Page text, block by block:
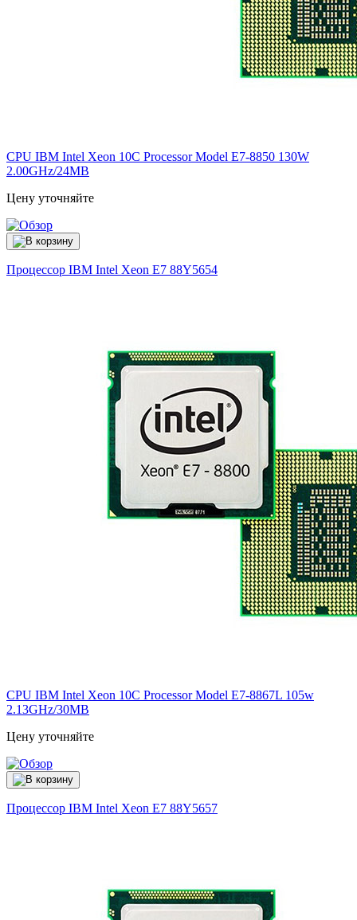
CPU IBM Intel Xeon 10C Processor Model E7-8850 130W
2.00GHz/24MB
Цену уточняйте
Процессор IBM Intel Xeon E7 88Y5654
CPU IBM Intel Xeon 10C Processor Model E7-8867L 105w
2.13GHz/30MB
Цену уточняйте
Процессор IBM Intel Xeon E7 88Y5657